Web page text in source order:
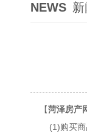
NEWS
【菏泽房产
(1)购买商